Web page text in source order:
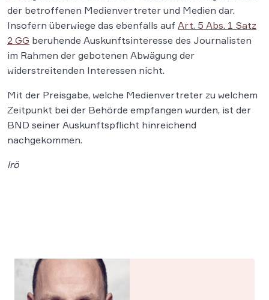
der betroffenen Medienvertreter und Medien dar.
Insofern überwiege das ebenfalls auf Art. 5 Abs. 1 Satz
2 GG beruhende Auskunftsinteresse des Journalisten
im Rahmen der gebotenen Abwägung der
widerstreitenden Interessen nicht.
Mit der Preisgabe, welche Medienvertreter zu welchem
Zeitpunkt bei der Behörde empfangen wurden, ist der
BND seiner Auskunftspflicht hinreichend
nachgekommen.
lrö